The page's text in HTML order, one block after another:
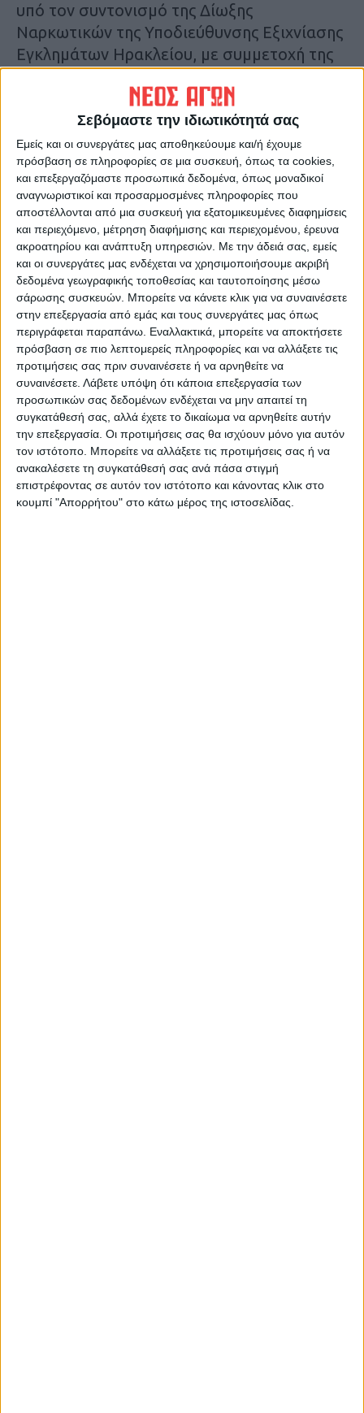
Σεβόμαστε την ιδιωτικότητά σας
Εμείς και οι συνεργάτες μας αποθηκεύουμε και/ή έχουμε
πρόσβαση σε πληροφορίες σε μια συσκευή, όπως τα cookies,
και επεξεργαζόμαστε προσωπικά δεδομένα, όπως μοναδικοί
αναγνωριστικοί και προσαρμοσμένες πληροφορίες που
αποστέλλονται από μια συσκευή για εξατομικευμένες διαφημίσεις
και περιεχόμενο, μέτρηση διαφήμισης και περιεχομένου, έρευνα
ακροατηρίου και ανάπτυξη υπηρεσιών. Με την άδειά σας, εμείς
και οι συνεργάτες μας ενδέχεται να χρησιμοποιήσουμε ακριβή
δεδομένα γεωγραφικής τοποθεσίας και ταυτοποίησης μέσω
σάρωσης συσκευών. Μπορείτε να κάνετε κλικ για να συναινέσετε
στην επεξεργασία από εμάς και τους συνεργάτες μας όπως
περιγράφεται παραπάνω. Εναλλακτικά, μπορείτε να αποκτήσετε
πρόσβαση σε πιο λεπτομερείς πληροφορίες και να αλλάξετε τις
προτιμήσεις σας πριν συναινέσετε ή να αρνηθείτε να
συναινέσετε. Λάβετε υπόψη ότι κάποια επεξεργασία των
προσωπικών σας δεδομένων ενδέχεται να μην απαιτεί τη
συγκατάθεσή σας, αλλά έχετε το δικαίωμα να αρνηθείτε αυτήν
την επεξεργασία. Οι προτιμήσεις σας θα ισχύουν μόνο για αυτόν
τον ιστότοπο. Μπορείτε να αλλάξετε τις προτιμήσεις σας ή να
ανακαλέσετε τη συγκατάθεσή σας ανά πάσα στιγμή
επιστρέφοντας σε αυτόν τον ιστότοπο και κάνοντας κλικ στο
κουμπί "Απορρήτου" στο κάτω μέρος της ιστοσελίδας.
υπό τον συντονισμό της Δίωξης
Ναρκωτικών της Υποδιεύθυνσης Εξιχνίασης
Εγκλημάτων Ηρακλείου, με συμμετοχή της
Ηρακλείου, της ΕΚΑΜ Κρήτης, της ΟΠΚΕ και
των ΤΑΕ Μυλοποτάμου, Μεσσαράς και
Ηρακλείου.
Κατά πληροφορίες στο στόχαστρο έχουν
μπει δύο εγκληματικές ομάδες-οικογένειες
στον πυρήνα τους- με κοινό συνδετικό κρίκο
με τουλάχιστον έναν από τους διαλόγους να
καταγράφει ότι κάτοικος των Ζωνιανών
έψαχνε να βρει ζώα ενόψει ελέγχου για όσα
είχε δηλώσει στις αρμόδιες υπηρεσίες.
Τελευταίες Ειδήσεις Σήμερα
Ακολούθησε την εφημερίδα ΝΕΟΣ
ΑΓΩΝ στο Google News!
Όλες οι εξελίξεις στην περιοχή της
Καρδίτσας και ευρύτερα της Θεσσαλίας